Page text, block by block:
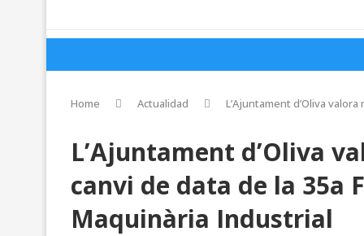
Home Actualidad L’Ajuntament d’Oliva
L’Ajuntament d’Oliva
canvi de data de la 35a
Maquinària Industrial